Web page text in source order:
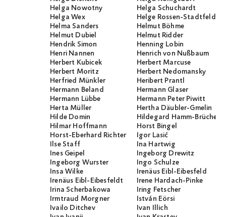
Helga Nowotny
Helga Schuchardt
Helga Wex
Helge Rossen-Stadtfeld
Helma Sanders
Helmut Böhme
Helmut Dubiel
Helmut Ridder
Hendrik Simon
Henning Lobin
Henri Nannen
Henrich von Nußbaum
Herbert Kubicek
Herbert Marcuse
Herbert Moritz
Herbert Nedomansky
Herfried Münkler
Heribert Prantl
Hermann Beland
Hermann Glaser
Hermann Lübbe
Hermann Peter Piwitt
Herta Müller
Hertha Däubler-Gmelin
Hilde Domin
Hildegard Hamm-Brücher
Hilmar Hoffmann
Horst Bingel
Horst-Eberhard Richter
Igor Lasić
Ilse Staff
Ina Hartwig
Ines Geipel
Ingeborg Drewitz
Ingeborg Wurster
Ingo Schulze
Insa Wilke
Irenäus Eibl-Eibesfeld
Irenäus Eibl-Eibesfeldt
Irene Hardach-Pinke
Irina Scherbakowa
Iring Fetscher
Irmtraud Morgner
István Eörsi
Ivailo Ditchev
Ivan Illich